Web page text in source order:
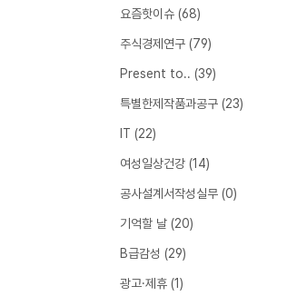
요즘핫이슈 (68)
주식경제연구 (79)
Present to.. (39)
특별한제작품과공구 (23)
IT (22)
여성일상건강 (14)
공사설계서작성실무 (0)
기억할 날 (20)
B급감성 (29)
광고·제휴 (1)